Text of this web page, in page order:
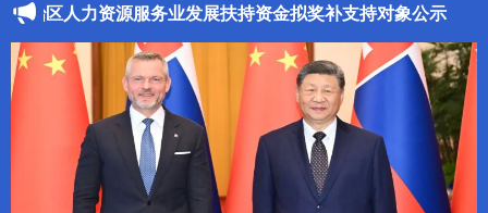
治区人力资源服务业发展扶持资金拟奖补支持对象公示